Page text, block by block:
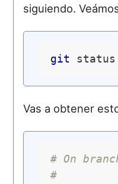
siguiendo.
git
Vas a obtener
# On
#